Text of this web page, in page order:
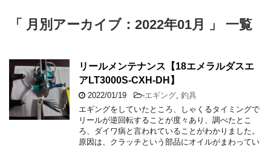
「 月別アーカイブ：2022年01月 」 一覧
リールメンテナンス【18エメラルダスエ
アLT3000S-CXH-DH】
2022/01/19 -エギング 釣具
エギングをしていたところ、しゃくるタイミングで
リールが逆回転することが度々あり、調べたとこ
ろ、ダイワ病と言われていることがわかりました。
原因は、クラッチという部品にオイルがまわってい